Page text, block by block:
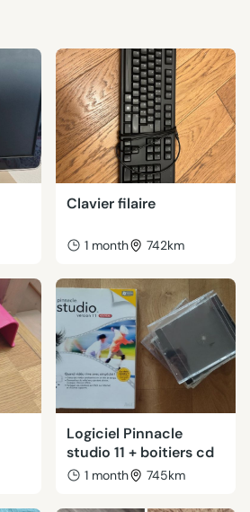
Clavier filaire
1 month 742km
Logiciel Pinnacle
studio 11 + boitiers cd
1 month 745km